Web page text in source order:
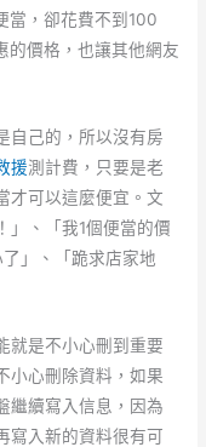
當，卻花費不到100
的價格，也讓其他網友
自己的，所以沒有房
援測計費，只要是老
才可以這麼便宜。文
」、「我1個便當的價
」、「跪求店家地
就是不小心刪到重要
小心刪除資料，如果
繼續寫入信息，因為
寫入新的資料很有可